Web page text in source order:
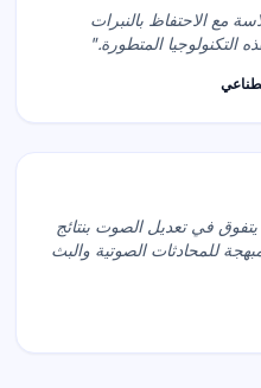
مع الاحتفاظ بالنبرات
المتطورة."
في تعديل الصوت بنتائج
للمحادثات الصوتية والبث